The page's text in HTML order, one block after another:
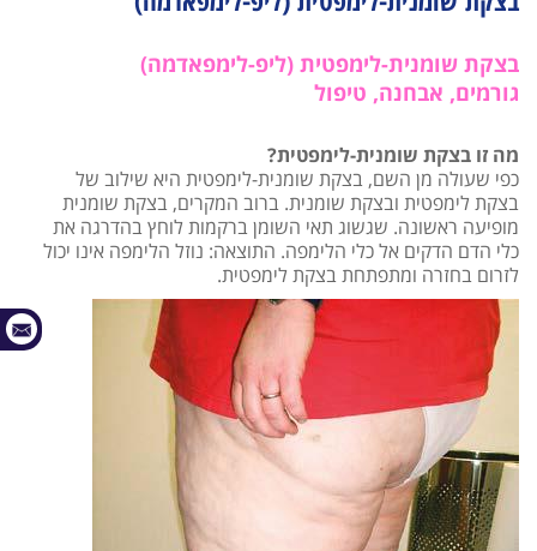
בצקת שומנית-לימפטית (ליפ-לימפאדמה)
גורמים, אבחנה, טיפול
מה זו בצקת שומנית-לימפטית?
כפי שעולה מן השם, בצקת שומנית-לימפטית היא שילוב של
בצקת לימפטית ובצקת שומנית. ברוב המקרים, בצקת שומנית
מופיעה ראשונה. שגשוג תאי השומן ברקמות לוחץ בהדרגה את
כלי הדם הדקים אל כלי הלימפה. התוצאה: נוזל הלימפה אינו יכול
לזרום בחזרה ומתפתחת בצקת לימפטית.